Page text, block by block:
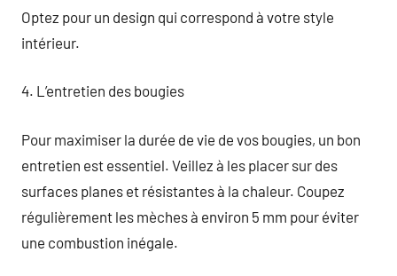
Optez pour un design qui correspond à votre style
intérieur.
4. L’entretien des bougies
Pour maximiser la durée de vie de vos bougies, un bon
entretien est essentiel. Veillez à les placer sur des
surfaces planes et résistantes à la chaleur. Coupez
régulièrement les mèches à environ 5 mm pour éviter
une combustion inégale.